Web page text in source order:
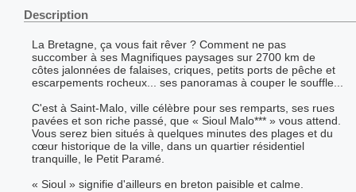
Description
La Bretagne, ça vous fait rêver ? Comment ne pas
succomber à ses Magnifiques paysages sur 2700 km de
côtes jalonnées de falaises, criques, petits ports de pêche et
escarpements rocheux... ses panoramas à couper le souffle...
C'est à Saint-Malo, ville célèbre pour ses remparts, ses rues
pavées et son riche passé, que « Sioul Malo*** » vous attend.
Vous serez bien situés à quelques minutes des plages et du
cœur historique de la ville, dans un quartier résidentiel
tranquille, le Petit Paramé.
« Sioul » signifie d'ailleurs en breton paisible et calme.